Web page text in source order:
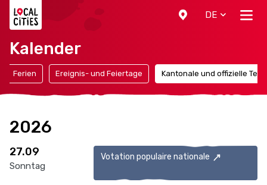
DE
Kalender
Ferien Ereignis- und Feiertage Kantonale und offizielle
2026
27.09
Sonntag
Votation populaire nationale